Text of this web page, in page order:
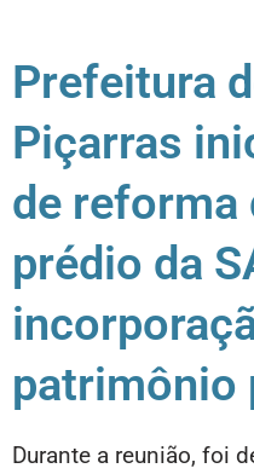
Prefeitura
Piçarras
de reforma
prédio da
patrimônio
Durante a reunião, foi